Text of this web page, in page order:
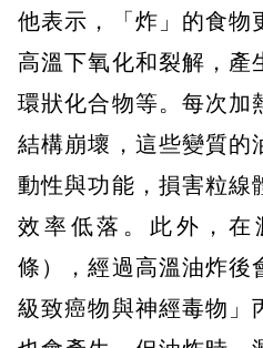
他表示，「炸」的食物
高溫下氧化和裂解，產
環狀化合物等。每次加
結構崩壞，這些變質的
動性與功能，損害粒線
效率低落。此外，在
條），經過高溫油炸後
級致癌物與神經毒物」